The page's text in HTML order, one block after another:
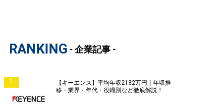
RANKING - 企業記事 -
1
【キーエンス】平均年収2182万円｜年収推
移・業界・年代・役職別など徹底解説！